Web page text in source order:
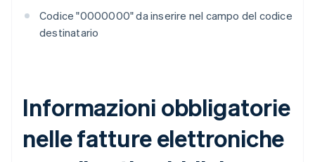
Codice "0000000" da inserire nel campo del codice
destinatario
Informazioni obbligatorie
nelle fatture elettroniche